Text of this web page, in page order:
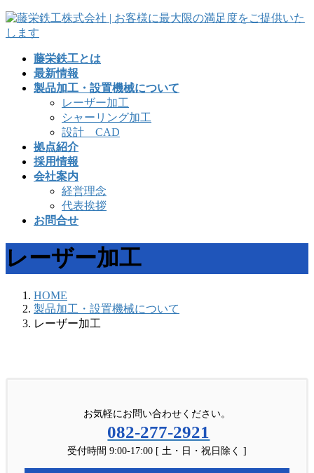
コ
ン
ナ
ビ
藤栄鉄工とは
最新情報
製品加工・設置機械について
レーザー加工
シャーリング加工
設計 CAD
拠点紹介
採用情報
会社案内
経営理念
代表挨拶
お問合せ
レーザー加工
HOME
製品加工・設置機械について
レーザー加工
お気軽にお問い合わせください。
082-277-2921
受付時間 9:00-17:00 [ 土・日・祝日除く ]